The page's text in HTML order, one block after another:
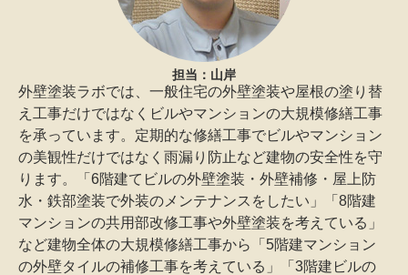
担当：山岸
外壁塗装ラボでは、一般住宅の外壁塗装や屋根の塗り替
え工事だけではなくビルやマンションの大規模修繕工事
を承っています。定期的な修繕工事でビルやマンション
の美観性だけではなく雨漏り防止など建物の安全性を守
ります。「6階建てビルの外壁塗装・外壁補修・屋上防
水・鉄部塗装で外装のメンテナンスをしたい」「8階建
マンションの共用部改修工事や外壁塗装を考えている」
など建物全体の大規模修繕工事から「5階建マンション
の外壁タイルの補修工事を考えている」「3階建ビルの